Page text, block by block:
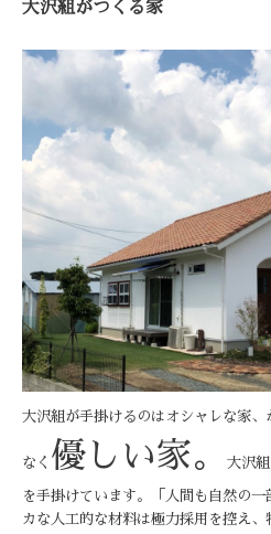
大沢組がつくる家
大沢組が手掛けるのは オシャレな家、
なく 優しい家。 大沢
を手掛けています。
「人間も自然の
カな 人工的な材料は極力採用を控え、